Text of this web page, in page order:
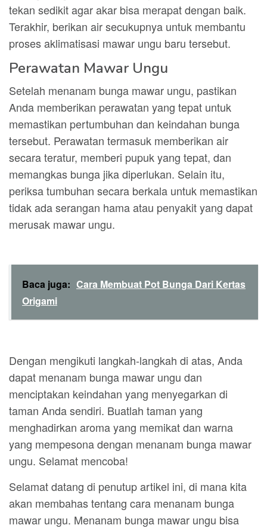
tekan sedikit agar akar bisa merapat dengan baik.
Terakhir, berikan air secukupnya untuk membantu
proses aklimatisasi mawar ungu baru tersebut.
Perawatan Mawar Ungu
Setelah menanam bunga mawar ungu, pastikan
Anda memberikan perawatan yang tepat untuk
memastikan pertumbuhan dan keindahan bunga
tersebut. Perawatan termasuk memberikan air
secara teratur, memberi pupuk yang tepat, dan
memangkas bunga jika diperlukan. Selain itu,
periksa tumbuhan secara berkala untuk memastikan
tidak ada serangan hama atau penyakit yang dapat
merusak mawar ungu.
Baca juga: Cara Membuat Pot Bunga Dari Kertas
Origami
Dengan mengikuti langkah-langkah di atas, Anda
dapat menanam bunga mawar ungu dan
menciptakan keindahan yang menyegarkan di
taman Anda sendiri. Buatlah taman yang
menghadirkan aroma yang memikat dan warna
yang mempesona dengan menanam bunga mawar
ungu. Selamat mencoba!
Selamat datang di penutup artikel ini, di mana kita
akan membahas tentang cara menanam bunga
mawar ungu. Menanam bunga mawar ungu bisa